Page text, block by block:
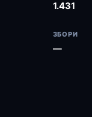
1.431
ЗБОРИ
—